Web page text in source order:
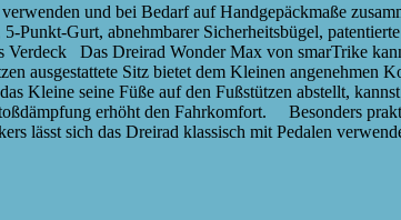
und bei Bedarf auf Handgepäckmaße
Punkt-Gurt, abnehmbarer Sicherheitsbügel,
Das Dreirad Wonder Max von smarTrike
ausgestattete Sitz bietet dem Kleinen angenehmen
Kleine seine Füße auf den Fußstützen abstellt,
erhöht den Fahrkomfort. Besonders
lässt sich das Dreirad klassisch mit Pedalen